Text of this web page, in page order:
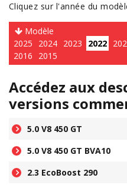
Cliquez sur l'année du
Modèle
2025
2024 2023 2022
2016
2015
Accédez aux
versions
5.0 V8 450 GT
5.0 V8 450 GT BVA10
2.3 EcoBoost 290